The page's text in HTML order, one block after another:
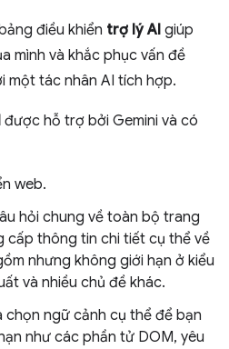
điều khiển trợ lý AI giúp
mình và khắc phục vấn đề
một tác nhân AI tích hợp.
được hỗ trợ bởi Gemini và có
web.
hỏi chung về toàn bộ trang
cấp thông tin chi tiết cụ thể về
nhưng không giới hạn ở kiểu
và nhiều chủ đề khác.
chọn ngữ cảnh cụ thể để bạn
như các phần tử DOM, yêu